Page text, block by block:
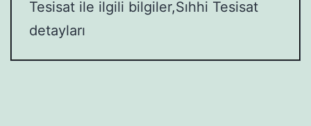
Tesisat ile ilgili bilgiler,Sıhhi Tesisat
detayları